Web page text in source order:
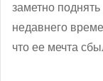
заметно
недавнего
что ее мечта